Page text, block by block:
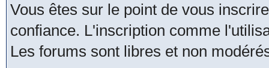
Vous êtes sur le point de vous
confiance. L'inscription comme
Les forums sont libres et non